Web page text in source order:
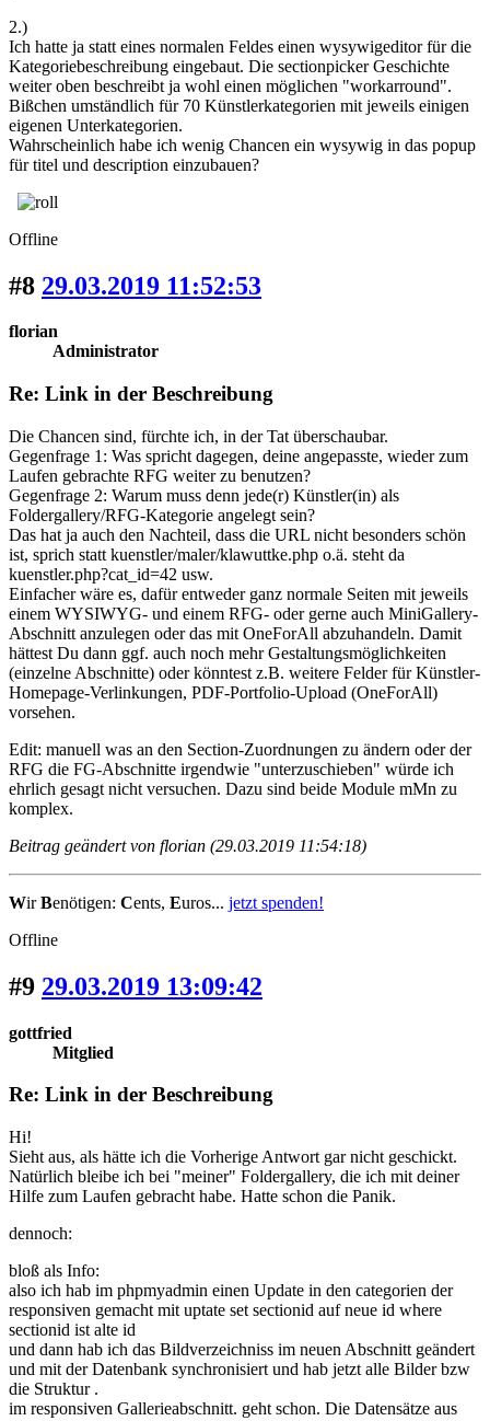
2.)
Ich hatte ja statt eines normalen Feldes einen wysywigeditor für die
Kategoriebeschreibung eingebaut. Die sectionpicker Geschichte
weiter oben beschreibt ja wohl einen möglichen "workarround".
Bißchen umständlich für 70 Künstlerkategorien mit jeweils einigen
eigenen Unterkategorien.
Wahrscheinlich habe ich wenig Chancen ein wysywig in das popup
für titel und description einzubauen?
Offline
#8 29.03.2019 11:52:53
florian
Administrator
Re: Link in der Beschreibung
Die Chancen sind, fürchte ich, in der Tat überschaubar.
Gegenfrage 1: Was spricht dagegen, deine angepasste, wieder zum
Laufen gebrachte RFG weiter zu benutzen?
Gegenfrage 2: Warum muss denn jede(r) Künstler(in) als
Foldergallery/RFG-Kategorie angelegt sein?
Das hat ja auch den Nachteil, dass die URL nicht besonders schön
ist, sprich statt kuenstler/maler/klawuttke.php o.ä. steht da
kuenstler.php?cat_id=42 usw.
Einfacher wäre es, dafür entweder ganz normale Seiten mit jeweils
einem WYSIWYG- und einem RFG- oder gerne auch MiniGallery-
Abschnitt anzulegen oder das mit OneForAll abzuhandeln. Damit
hättest Du dann ggf. auch noch mehr Gestaltungsmöglichkeiten
(einzelne Abschnitte) oder könntest z.B. weitere Felder für Künstler-
Homepage-Verlinkungen, PDF-Portfolio-Upload (OneForAll)
vorsehen.
Edit: manuell was an den Section-Zuordnungen zu ändern oder der
RFG die FG-Abschnitte irgendwie "unterzuschieben" würde ich
ehrlich gesagt nicht versuchen. Dazu sind beide Module mMn zu
komplex.
Beitrag geändert von florian (29.03.2019 11:54:18)
WirBenötigen: Cents, Euros... jetzt spenden!
Offline
#9 29.03.2019 13:09:42
gottfried
Mitglied
Re: Link in der Beschreibung
Hi!
Sieht aus, als hätte ich die Vorherige Antwort gar nicht geschickt.
Natürlich bleibe ich bei "meiner" Foldergallery, die ich mit deiner
Hilfe zum Laufen gebracht habe. Hatte schon die Panik.
dennoch:
bloß als Info:
also ich hab im phpmyadmin einen Update in den categorien der
responsiven gemacht mit uptate set sectionid auf neue id where
sectionid ist alte id
und dann hab ich das Bildverzeichniss im neuen Abschnitt geändert
und mit der Datenbank synchronisiert und hab jetzt alle Bilder bzw
die Struktur .
im responsiven Gallerieabschnitt. geht schon. Die Datensätze aus